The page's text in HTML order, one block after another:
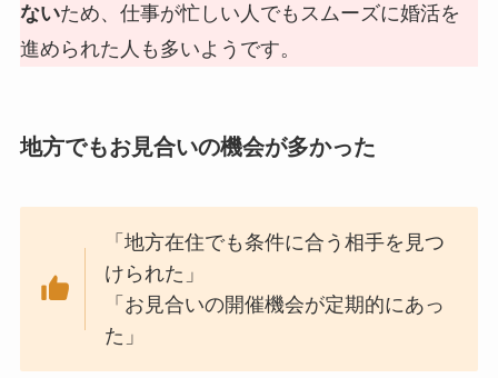
ないため、仕事が忙しい人でもスムーズに婚活を
進められた人も多いようです。
地方でもお見合いの機会が多かった
「地方在住でも条件に合う相手を見つ
けられた」
「お見合いの開催機会が定期的にあっ
た」